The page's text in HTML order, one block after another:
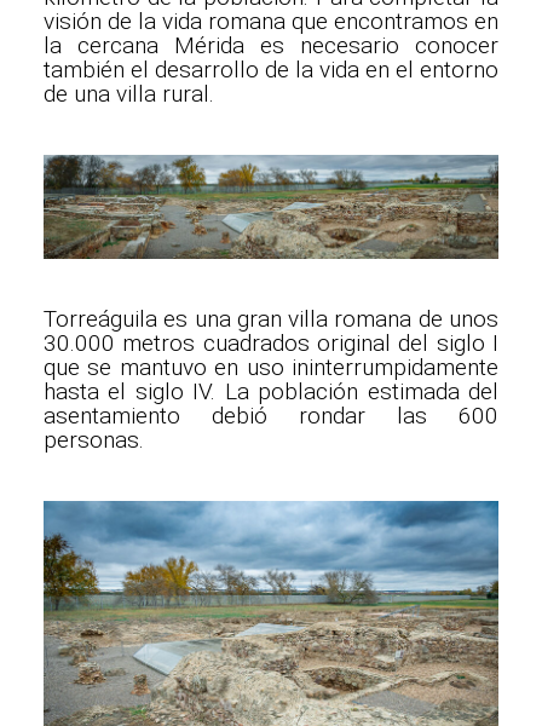
visión de la vida romana que encontramos en
la cercana Mérida es necesario conocer
también el desarrollo de la vida en el entorno
de una villa rural.
Torreáguila es una gran villa romana de unos
30.000 metros cuadrados original del siglo I
que se mantuvo en uso ininterrumpidamente
hasta el siglo IV. La población estimada del
asentamiento debió rondar las 600
personas.